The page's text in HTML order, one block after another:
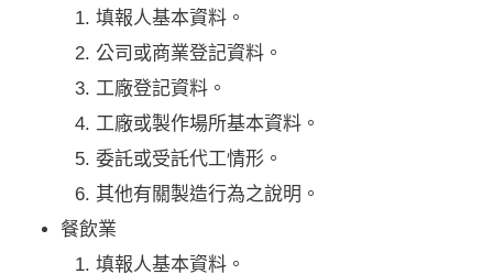
填報人基本資料。
公司或商業登記資料。
工廠登記資料。
工廠或製作場所基本資料。
委託或受託代工情形。
其他有關製造行為之說明。
餐飲業
填報人基本資料。